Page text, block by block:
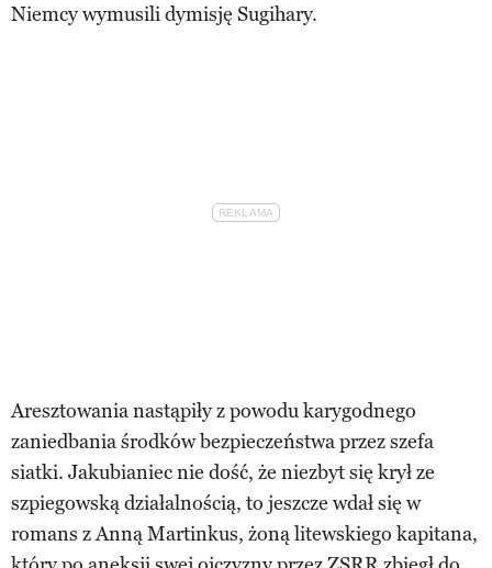
Niemcy wymusili dymisję Sugihary.
Aresztowania nastąpiły z powodu karygodnego
zaniedbania środków bezpieczeństwa przez szefa
siatki. Jakubianiec nie dość, że niezbyt się krył ze
szpiegowską działalnością, to jeszcze wdał się w
romans z Anną Martinkus, żoną litewskiego kapitana,